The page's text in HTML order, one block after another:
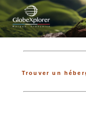
Trouver un